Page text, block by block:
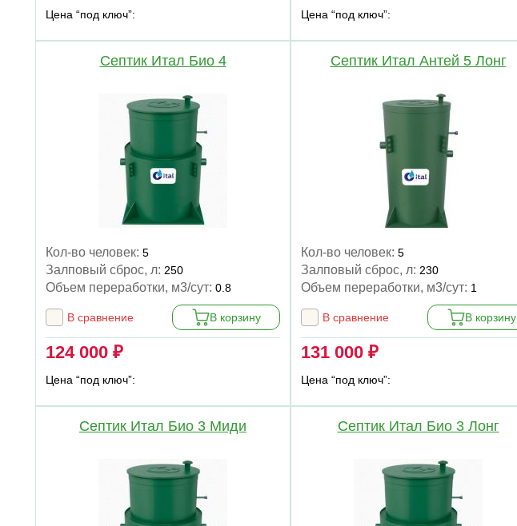
Цена “под ключ”: Цена “под ключ”:
Септик Итал Био 4
Кол-во человек: 5
Залповый сброс, л: 250
Объем переработки, м3/сут: 0.8
В сравнение В корзину
124 000 ₽
Цена “под ключ”:
Септик Итал Антей 5 Лонг
Кол-во человек: 5
Залповый сброс, л: 230
Объем переработки, м3/сут: 1
В сравнение В корзину
131 000 ₽
Цена “под ключ”:
Септик Итал Био 3 Миди Септик Итал Био 3 Лонг